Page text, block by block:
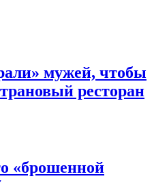
мужей, чтобы
ресторан
«брошенной